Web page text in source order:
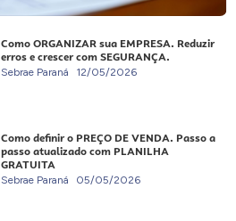
Como ORGANIZAR sua EMPRESA. Reduzir
erros e crescer com SEGURANÇA.
Sebrae Paraná 12/05/2026
Como definir o PREÇO DE VENDA. Passo a
passo atualizado com PLANILHA
GRATUITA
Sebrae Paraná 05/05/2026